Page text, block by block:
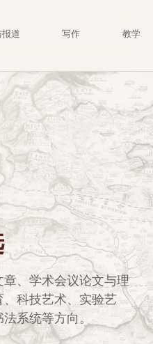
道 写作 教学
、学术会议论文与理
科技艺术、实验艺
系统等方向。